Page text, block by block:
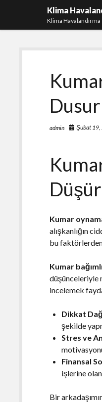
Klima
Klima Havalandırma
admin Şubat
Kumar
alışkanlığın
bu
Kumar
düşünceleriyle
incelemek
Dikkat
şekilde
Stres ve
Finansal
işlerine
Bir